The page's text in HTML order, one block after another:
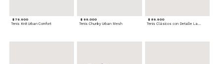
$ 79.900
Tenis Knit Urban Comfort
$ 99.000
Tenis Chunky Urban Mesh
$ 89.900